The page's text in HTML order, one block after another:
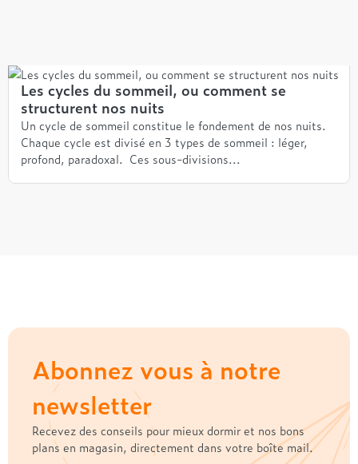
Les cycles du sommeil, ou comment se
structurent nos nuits
Un cycle de sommeil constitue le fondement de nos nuits.
Chaque cycle est divisé en 3 types de sommeil : léger,
profond, paradoxal. Ces sous-divisions...
Abonnez vous à notre
newsletter
Recevez des conseils pour mieux dormir et nos bons
plans en magasin, directement dans votre boîte mail.